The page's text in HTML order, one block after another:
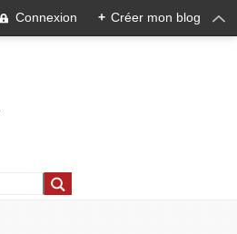
Connexion + Créer mon blog